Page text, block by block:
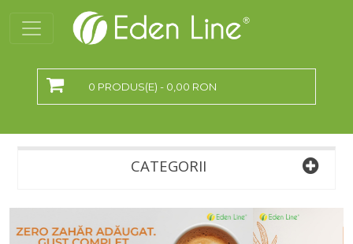
0 PRODUS(E) - 0,00 RON
CATEGORII